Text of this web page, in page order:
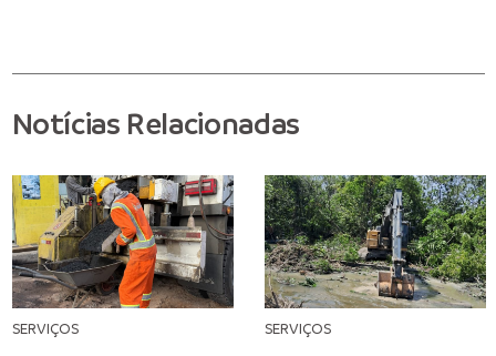
Notícias Relacionadas
SERVIÇOS SERVIÇOS